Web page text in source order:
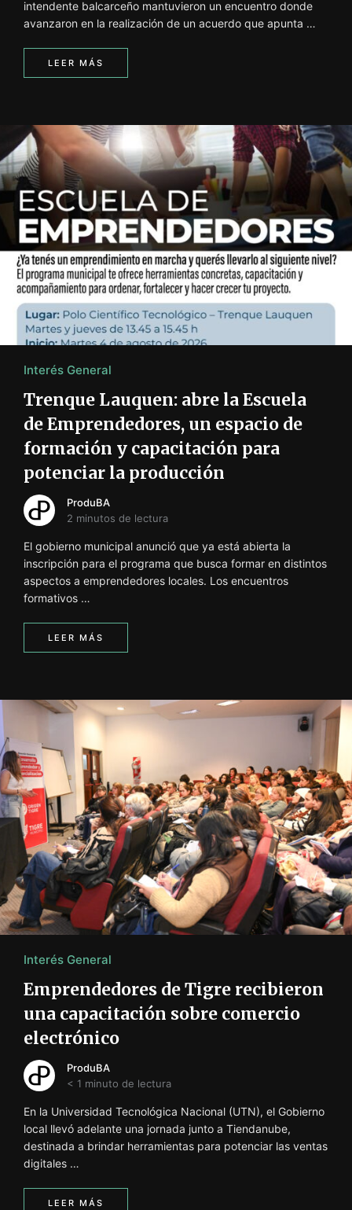
intendente balcarceño mantuvieron un encuentro donde
avanzaron en la realización de un acuerdo que apunta …
LEER MÁS
Interés General
Trenque Lauquen: abre la Escuela
de Emprendedores, un espacio de
formación y capacitación para
potenciar la producción
ProduBA
2 minutos de lectura
El gobierno municipal anunció que ya está abierta la
inscripción para el programa que busca formar en distintos
aspectos a emprendedores locales. Los encuentros
formativos …
LEER MÁS
Interés General
Emprendedores de Tigre recibieron
una capacitación sobre comercio
electrónico
ProduBA
< 1 minuto de lectura
En la Universidad Tecnológica Nacional (UTN), el Gobierno
local llevó adelante una jornada junto a Tiendanube,
destinada a brindar herramientas para potenciar las ventas
digitales …
LEER MÁS